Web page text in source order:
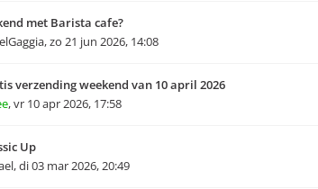
met Barista cafe?
,zo 21 jun 2026, 14:08
verzending weekend van 10 april 2026
,vr 10 apr 2026, 17:58
Up
,di 03 mar 2026, 20:49